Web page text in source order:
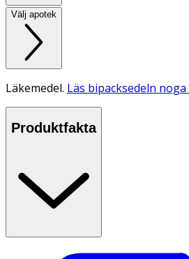
Välj apotek
Läkemedel. Läs bipacksedeln
Produktfakta